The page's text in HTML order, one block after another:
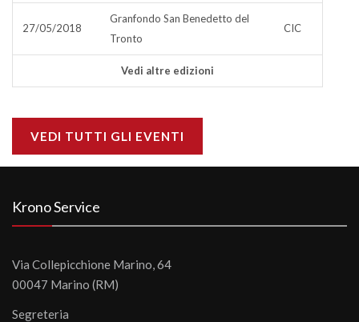
27/05/2018
Granfondo San Benedetto del
Tronto
CIC
Vedi altre edizioni
VEDI TUTTI GLI EVENTI
Krono Service
Via Collepicchione Marino, 64
00047 Marino (RM)
Segreteria